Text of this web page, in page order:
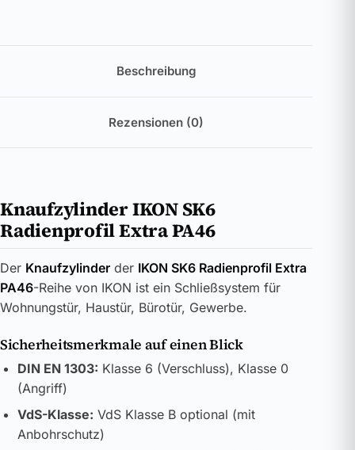
Beschreibung
Rezensionen (0)
Knaufzylinder IKON SK6
Radienprofil Extra PA46
Der Knaufzylinder der IKON SK6 Radienprofil Extra
PA46-Reihe von IKON ist ein Schließsystem für
Wohnungstür, Haustür, Bürotür, Gewerbe.
Sicherheitsmerkmale auf einen Blick
DIN EN 1303: Klasse 6 (Verschluss), Klasse 0
(Angriff)
VdS-Klasse: VdS Klasse B optional (mit
Anbohrschutz)